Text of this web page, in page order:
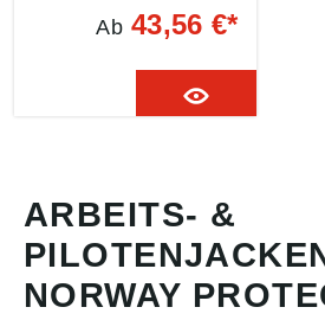
Ausführung: • Innen
angenehm zu tragendes
abriebfestes Baumwoll-
Polyester-Mischgewebe
• Wasserabweisend
Bedruckbar (Firmenlogo
etc.) • Beschichtung
ermöglicht Reinigung
und Maschinenwäsche
bei höherer Temperatur
• Robuster 2-Wege-
Ab43,56 €*
ARBEITS- &
NORWAY